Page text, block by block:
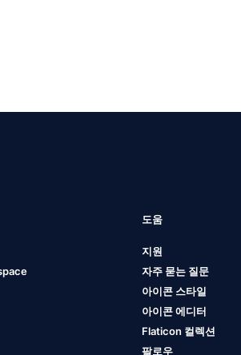
도움
지원
자주 묻는 질문
아이콘 스타일
아이콘 에디터
Flaticon 컬렉션
팔로우